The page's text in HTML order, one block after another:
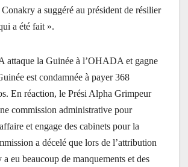
a suggéré au président de résilier
a été fait ».
attaque la Guinée à l’OHADA et gagne
est condamnée à payer 368
En réaction, le Prési Alpha Grimpeur
commission administrative pour
et engage des cabinets pour la
a décelé que lors de l’attribution
eu beaucoup de manquements et des